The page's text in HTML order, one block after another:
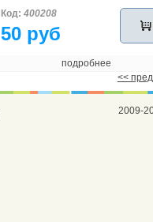
Код: 400208
50 руб
подробнее
<< пред
2009-